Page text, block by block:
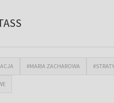
#MARIA ZACHAROWA